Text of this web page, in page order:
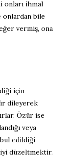
onları ihmal
bile
vermiş, ona
için
dileyerek
Özür ise
veya
edildiği
düzeltmektir.